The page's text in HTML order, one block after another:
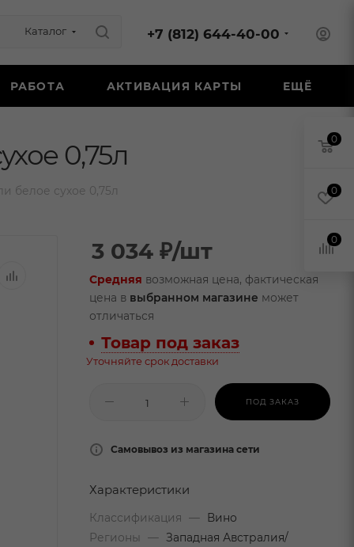
Каталог +7 (812) 644-40-00
РАБОТА АКТИВАЦИЯ КАРТЫ ЕЩЁ
0,75л
белое сухое 0,75л
3 034 ₽/шт
Средняя возможная цена, фактическая
цена в выбранном магазине может
отличаться
Товар под заказ
Уточняйте срок доставки
ПОД ЗАКАЗ
Самовывоз из магазина сети
Характеристики
Классификация —
Вино
Регионы
— Западная Австралия/
0
0
0